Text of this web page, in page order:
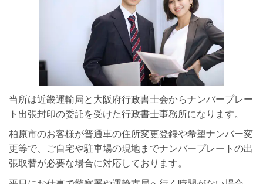
当所は近畿運輸局と大阪府行政書士会からナンバープレー
ト出張封印の委託を受けた行政書士事務所になります。
柏原市のお客様が普通車の住所変更登録や希望ナンバー変
更等で、ご自宅や駐車場の現地までナンバープレートの出
張取替が必要な場合に対応しております。